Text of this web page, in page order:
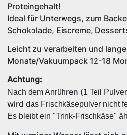
Proteingehalt!
Ideal für Unterwegs, zum
Schokolade, Eiscreme,
Leicht zu verarbeiten und
Monate/Vakuumpack 12-18
Achtung:
Nach dem Anrühren (1 Teil
wird das Frischkäsepulver nicht
Es bleibt ein "Trink-Frischkäse"